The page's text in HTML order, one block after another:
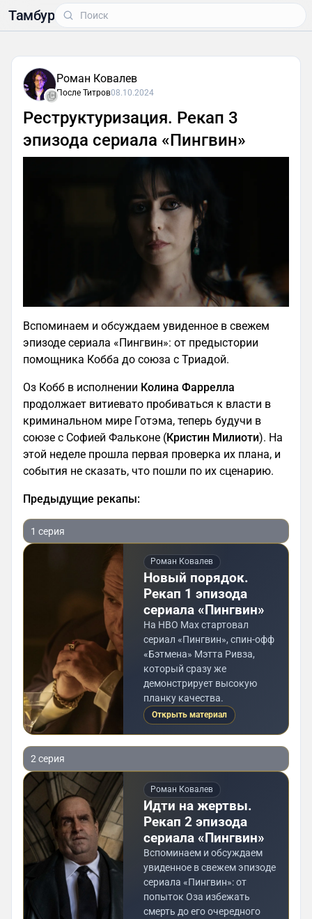
Тамбур
Роман Ковалев
После Титров08.10.2024
Реструктуризация. Рекап 3
эпизода сериала «Пингвин»
Вспоминаем и обсуждаем увиденное в свежем
эпизоде сериала «Пингвин»: от предыстории
помощника Кобба до союза с Триадой.
Оз Кобб в исполнении Колина Фаррелла
продолжает витиевато пробиваться к власти в
криминальном мире Готэма, теперь будучи в
союзе с Софией Фальконе (Кристин Милиоти). На
этой неделе прошла первая проверка их плана, и
события не сказать, что пошли по их сценарию.
Предыдущие рекапы:
1 серия
Роман Ковалев
Новый порядок.
Рекап 1 эпизода
сериала «Пингвин»
На HBO Max стартовал
сериал «Пингвин», спин-офф
«Бэтмена» Мэтта Ривза,
который сразу же
демонстрирует высокую
планку качества.
Открыть материал
2 серия
Роман Ковалев
Идти на жертвы.
Рекап 2 эпизода
сериала «Пингвин»
Вспоминаем и обсуждаем
увиденное в свежем эпизоде
сериала «Пингвин»: от
попыток Оза избежать
смерть до его очередного